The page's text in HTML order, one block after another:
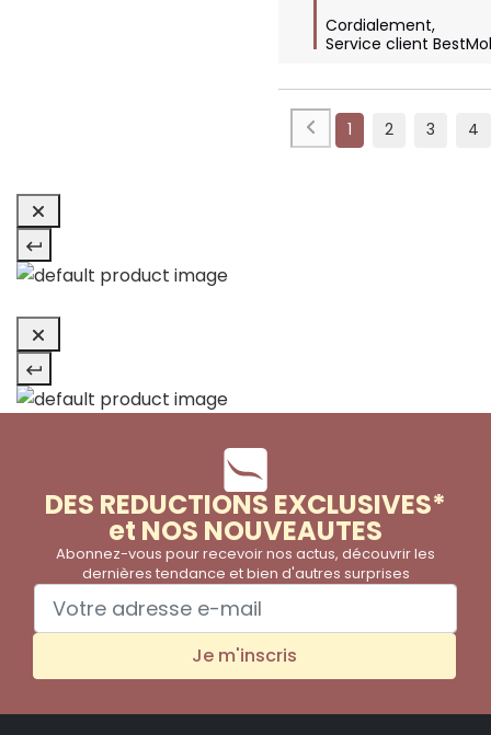
Cordialement,
Service client
1 2 3 4
DES REDUCTIONS EXCLUSIVES*
et NOS NOUVEAUTES
Abonnez-vous pour recevoir nos actus, découvrir les
dernières tendance et bien d'autres surprises
Je m'inscris